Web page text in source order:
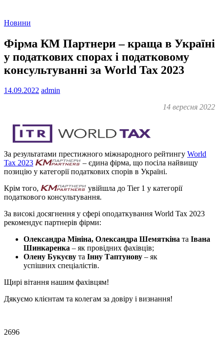
Новини
Фірма КМ Партнери – краща в Україні
у податкових спорах і податковому
консультуванні за World Tax 2023
14.09.2022 admin
14 вересня 2022
За результатами престижного міжнародного рейтингу World
Tax 2023
– єдина фірма, що посіла найвищу
позицію у категорії податкових спорів в Україні.
Крім того,
увійшла до Tier 1 у категорії
податкового консультування.
За високі досягнення у сфері оподаткування World Tax 2023
рекомендує партнерів фірми:
Олександра Мініна, Олександра Шемяткіна та Івана
Шинкаренка – як провідних фахівців;
Олену Букуєву та Інну Таптунову – як
успішних спеціалістів.
Щирі вітання нашим фахівцям!
Дякуємо клієнтам та колегам за довіру і визнання!
2696